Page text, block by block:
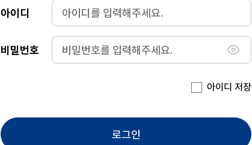
아이디
비밀번호
아이디 저장
로그인